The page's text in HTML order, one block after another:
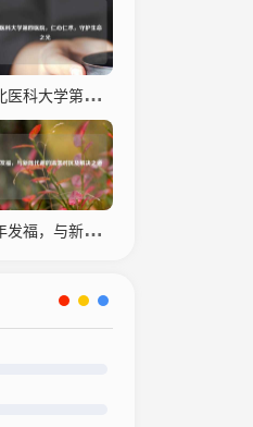
河北医科大学第四医院，仁心仁术，守护生命之光
中年发福，与新陈代谢的温柔对抗及解决之道